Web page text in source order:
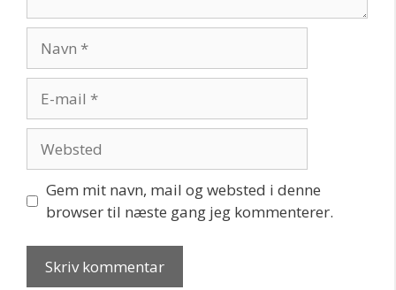
mail
Gem mit navn, mail og websted i denne
browser til næste gang jeg kommenterer.